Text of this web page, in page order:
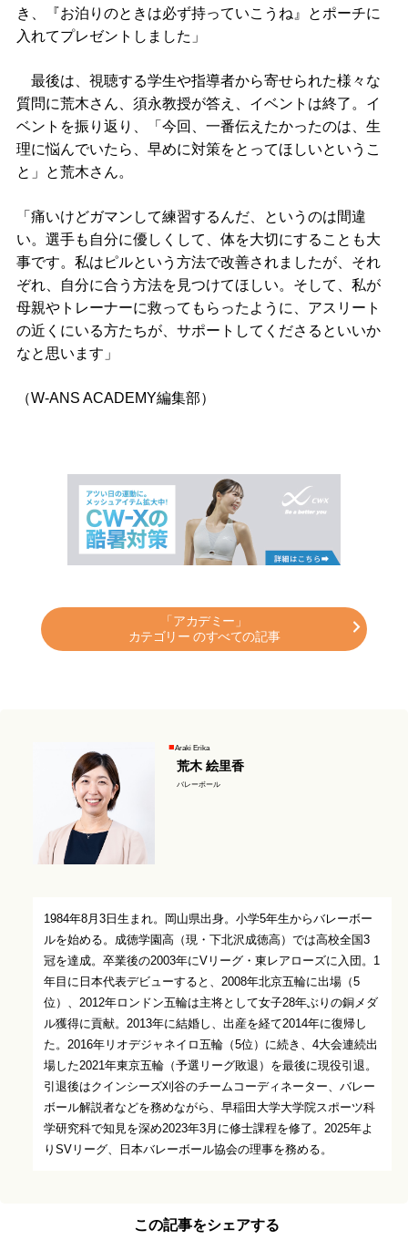
き、『お泊りのときは必ず持っていこうね』とポーチに
入れてプレゼントしました」
最後は、視聴する学生や指導者から寄せられた様々な
質問に荒木さん、須永教授が答え、イベントは終了。イ
ベントを振り返り、「今回、一番伝えたかったのは、生
理に悩んでいたら、早めに対策をとってほしいというこ
と」と荒木さん。
「痛いけどガマンして練習するんだ、というのは間違
い。選手も自分に優しくして、体を大切にすることも大
事です。私はピルという方法で改善されましたが、それ
ぞれ、自分に合う方法を見つけてほしい。そして、私が
母親やトレーナーに救ってもらったように、アスリート
の近くにいる方たちが、サポートしてくださるといいか
なと思います」
（W-ANS ACADEMY編集部）
「アカデミー」
カテゴリー のすべての記事
Araki Erika
荒木 絵里香
バレーボール
1984年8月3日生まれ。岡山県出身。小学5年生からバレーボー
ルを始める。成徳学園高（現・下北沢成徳高）では高校全国3
冠を達成。卒業後の2003年にVリーグ・東レアローズに入団。1
年目に日本代表デビューすると、2008年北京五輪に出場（5
位）、2012年ロンドン五輪は主将として女子28年ぶりの銅メダ
ル獲得に貢献。2013年に結婚し、出産を経て2014年に復帰し
た。2016年リオデジャネイロ五輪（5位）に続き、4大会連続出
場した2021年東京五輪（予選リーグ敗退）を最後に現役引退。
引退後はクインシーズ刈谷のチームコーディネーター、バレー
ボール解説者などを務めながら、早稲田大学大学院スポーツ科
学研究科で知見を深め2023年3月に修士課程を修了。2025年よ
りSVリーグ、日本バレーボール協会の理事を務める。
この記事をシェアする